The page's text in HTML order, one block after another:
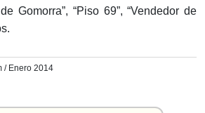
Gomorra”, “Piso 69”, “Vendedor de
/ Enero 2014